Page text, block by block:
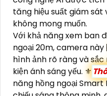
tăng hiệu suất giám
không mong muốn.
Với khả năng xem ban
ngoại 20m, camera
hình ảnh rõ ràng và
kiện ánh sáng yếu. ⚜️
năng hồng ngoại Smart